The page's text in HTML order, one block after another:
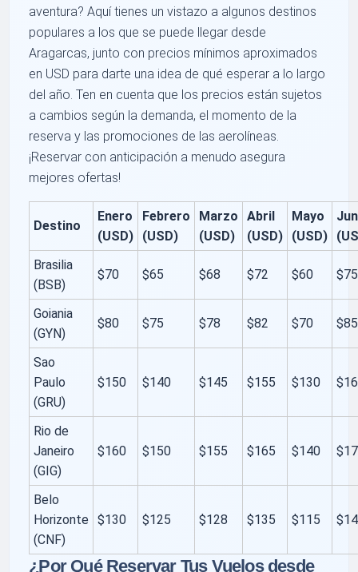
aventura? Aquí tienes un vistazo a algunos destinos
populares a los que se puede llegar desde
Aragarcas, junto con precios mínimos aproximados
en USD para darte una idea de qué esperar a lo largo
del año. Ten en cuenta que los precios están sujetos
a cambios según la demanda, el momento de la
reserva y las promociones de las aerolíneas.
¡Reservar con anticipación a menudo asegura
mejores ofertas!
Destino
Enero
(USD)
Febrero
(USD)
Marzo
(USD)
Abril
(USD)
Mayo
(USD)
Brasilia
(BSB)
$70 $65 $68 $72 $60 $75
Goiania
(GYN)
$80 $75 $78 $82 $70 $85
Sao
Paulo
(GRU)
$150 $140 $145 $155 $130
Rio de
Janeiro
(GIG)
$160 $150 $155 $165 $140
Belo
Horizonte
(CNF)
$130 $125 $128 $135 $115
¿Por Qué Reservar Tus Vuelos desde